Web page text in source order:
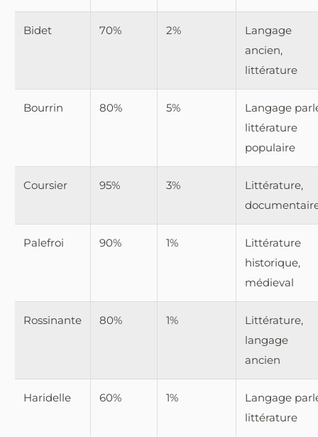
Bidet 70% 2%
Langage
ancien,
littérature
Bourrin 80% 5%
Langage
littérature
populaire
Coursier 95% 3%
Littérature,
Palefroi 90% 1%
Littérature
historique,
médieval
Rossinante 80% 1%
Littérature,
langage
ancien
Haridelle 60% 1%
Langage
littérature